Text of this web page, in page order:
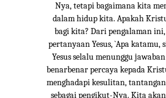
Nya, tetapi bagaimana kita
dalam hidup kita. Apakah
bagi kita? Dari pengalaman
pertanyaan Yesus, `Apa katamu,
Yesus selalu menunggu
benarbenar percaya kepada
menghadapi kesulitan,
sebagai pengikut-Nya. Kita